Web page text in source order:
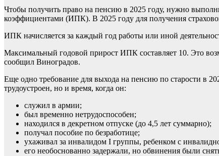
Чтобы получить право на пенсию в 2025 году, нужно
коэффициентами (ИПК). В 2025 году для получения
ИПК начисляется за каждый год работы или иной
Максимальный годовой прирост ИПК составляет 10. Это
сообщил Виноградов.
Еще одно требование для выхода на пенсию по старости в
трудоустроен, но и время, когда он:
служил в армии;
был временно нетрудоспособен;
находился в декретном отпуске (до 4,5 лет суммарно);
получал пособие по безработице;
ухаживал за инвалидом I группы, ребенком с
его необоснованно задержали, но обвинения были